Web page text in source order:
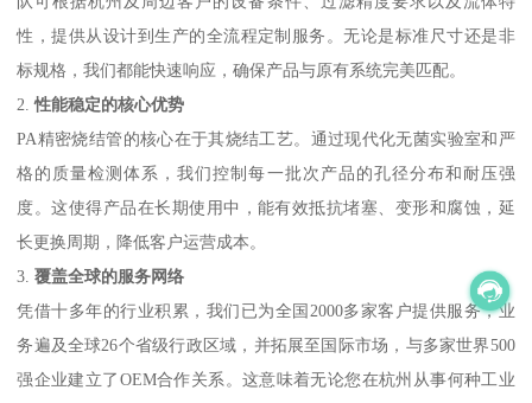
性，提供从设计到生产的全流程定制服务。无论是标准尺寸还是非
标规格，我们都能快速响应，确保产品与原有系统完美匹配。
2.性能稳定的核心优势
PA精密烧结管的核心在于其烧结工艺。通过现代化无菌实验室和严
格的质量检测体系，我们控制每一批次产品的孔径分布和耐压强
度。这使得产品在长期使用中，能有效抵抗堵塞、变形和腐蚀，延
长更换周期，降低客户运营成本。
3.覆盖全球的服务网络
凭借十多年的行业积累，我们已为全国2000多家客户提供服务，业
务遍及全球26个省级行政区域，并拓展至国际市场，与多家世界500
强企业建立了OEM合作关系。这意味着无论您在杭州从事何种工业